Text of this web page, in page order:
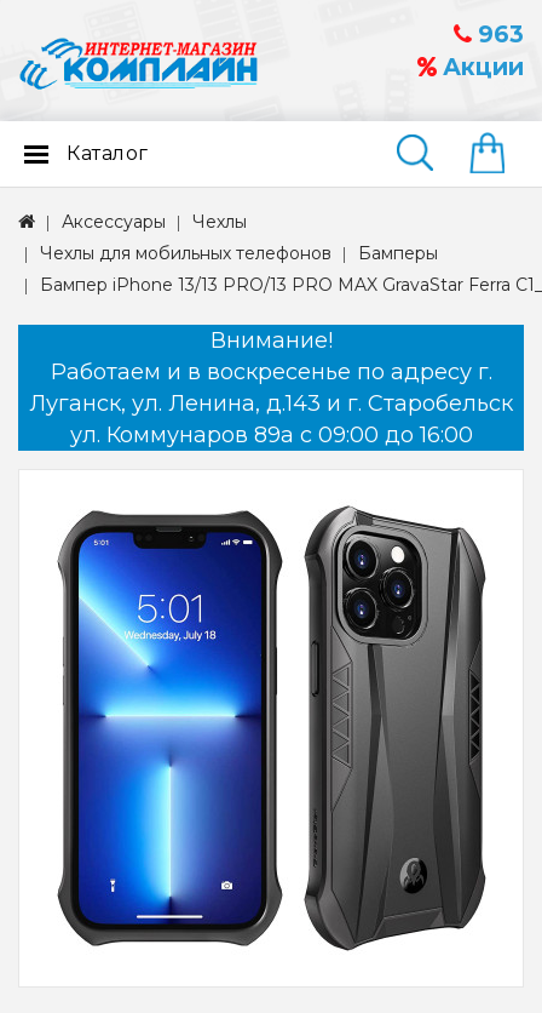
963
Акции
Найти
Каталог
Аксессуары
Чехлы
Чехлы для мобильных телефонов
Бамперы
Бампер iPhone 13/13 PRO/13 PRO MAX GravaStar Ferra
Внимание!
Работаем и в воскресенье по адресу г.
Луганск, ул. Ленина, д.143 и г. Старобельск
ул. Коммунаров 89а с 09:00 до 16:00